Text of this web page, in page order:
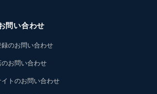
問い合わせ
録のお問い合わせ
のお問い合わせ
イトのお問い合わせ